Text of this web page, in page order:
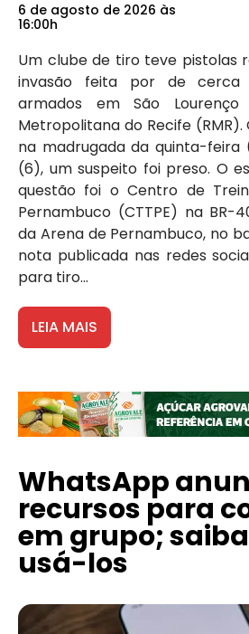
6 de agosto de 2026 às
16:00h
Um clube de tiro teve pistolas
invasão feita por de cerca
armados em São
Metropolitana do Recife
na madrugada da quinta-feira
(6), um suspeito foi preso. O
questão foi o Centro de
Pernambuco (CTTPE) na BR-
da Arena de Pernambuco, no
nota publicada nas redes
para tiro...
LEIA MAIS
WhatsApp
recursos para
em grupo;
usá-los